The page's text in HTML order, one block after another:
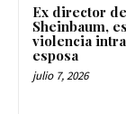
Ex director
Sheinbaum,
violencia
esposa
julio 7, 2026